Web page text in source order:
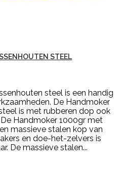
STEEL
steel is een handig
De Handmoker
is met rubberen dop ook
Handmoker 1000gr met
massieve stalen kop van
en doe-het-zelvers is
De massieve stalen...